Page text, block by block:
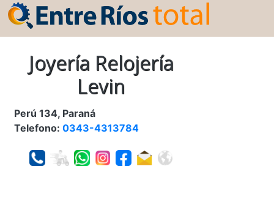
Joyería Relojería
Levin
Perú 134, Paraná
Telefono: 0343-4313784